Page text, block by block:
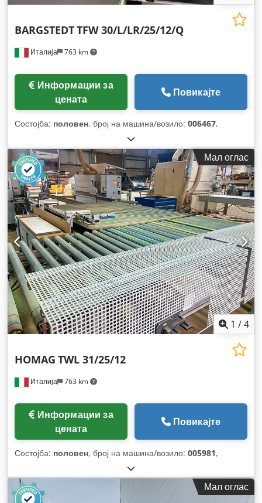
Италија 763 km
BARGSTEDTTFW 30/L/LR/25/12/Q
цената
Повикајте
Состојба: половен, број на машина/возило: 006467,
Мал оглас
1 /4
Италија 763 km
HOMAG TWL 31/25/12
цената
Повикајте
Состојба: половен, број на машина/возило: 005981,
Мал оглас